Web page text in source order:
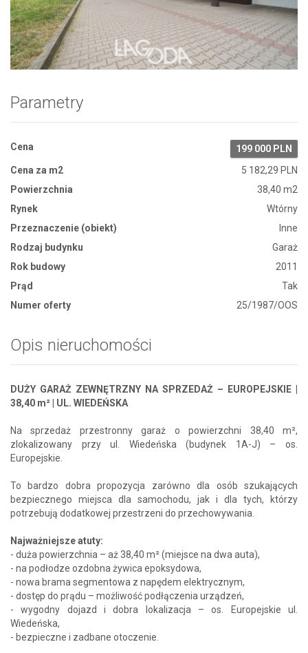
Zdjęcie 1
Parametry
Cena
199 000 PLN
Cena za m2
5 182,29 PLN
Powierzchnia
38,40 m2
Rynek
Wtórny
Przeznaczenie (obiekt)
Inne
Rodzaj budynku
Garaż
Rok budowy
2011
Prąd
Tak
Numer oferty
25/1987/OOS
Opis nieruchomości
DUŻY GARAŻ ZEWNĘTRZNY NA SPRZEDAŻ – EUROPEJSKIE |
38,40 m² | UL. WIEDEŃSKA
Na sprzedaż przestronny garaż o powierzchni 38,40 m²,
zlokalizowany przy ul. Wiedeńska (budynek 1A-J) – os.
Europejskie.
To bardzo dobra propozycja zarówno dla osób szukających
bezpiecznego miejsca dla samochodu, jak i dla tych, którzy
potrzebują dodatkowej przestrzeni do przechowywania.
Najważniejsze atuty:
- duża powierzchnia – aż 38,40 m² (miejsce na dwa auta),
- na podłodze ozdobna żywica epoksydowa,
- nowa brama segmentowa z napędem elektrycznym,
- dostęp do prądu – możliwość podłączenia urządzeń,
- wygodny dojazd i dobra lokalizacja – os. Europejskie ul.
Wiedeńska,
- bezpieczne i zadbane otoczenie.